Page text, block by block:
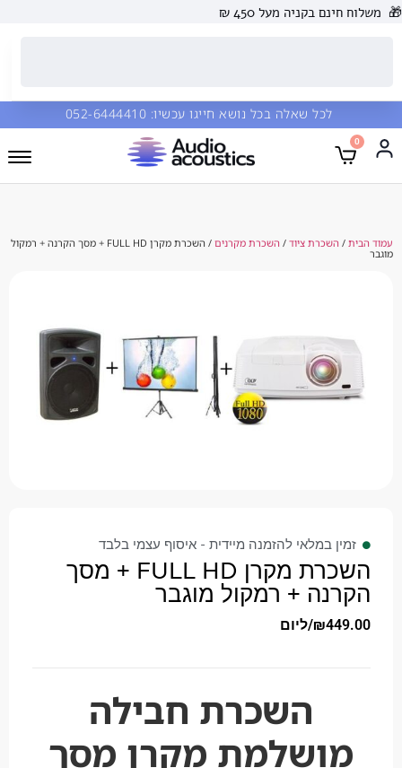
🎁 משלוח חינם בקניה מעל 450 ₪
לכל שאלה בכל נושא חייגו עכשיו:
0
עמוד הבית / השכרת ציוד / השכרת מקרנים
/ השכרת מקרן FULL HD + מסך הקרנה + רמקול
מוגבר
זמין במלאי להזמנה מיידית - איסוף עצמי בלבד
השכרת מקרן FULL HD + מסך
הקרנה + רמקול מוגבר
₪449.00 /ליום
השכרת חבילה
מושלמת מקרן מסך